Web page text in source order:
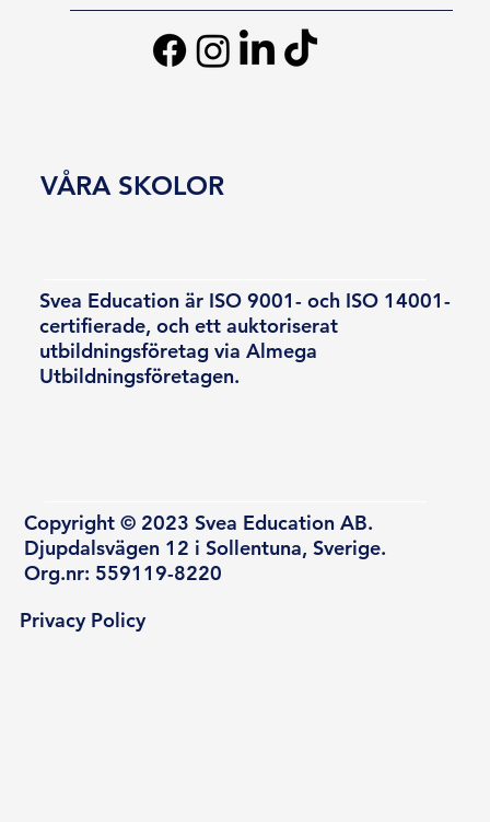
Svea Education är ISO 9001- och ISO 14001-
certifierade, och ett auktoriserat
utbildningsföretag via Almega
Utbildningsföretagen.
Copyright © 2023 Svea Education AB.
Djupdalsvägen 12 i Sollentuna, Sverige.
Org.nr: 559119-8220
VÅRA SKOLOR
Privacy Policy